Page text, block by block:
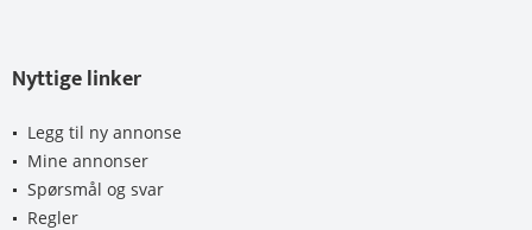
Nyttige linker
Legg til ny annonse
Mine annonser
Spørsmål og svar
Regler